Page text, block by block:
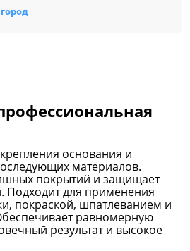
основания и
материалов.
покрытий и защищает
Подходит для применения
покраской, шпатлеванием и
равномерную
результат и высокое